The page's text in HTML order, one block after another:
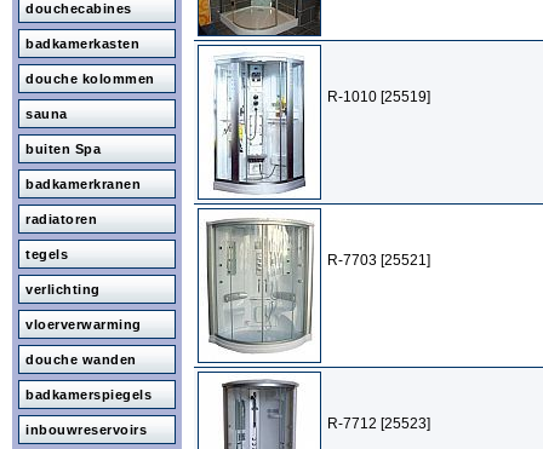
douchecabines
badkamerkasten
douche kolommen
sauna
buiten Spa
badkamerkranen
radiatoren
tegels
verlichting
vloerverwarming
douche wanden
badkamerspiegels
inbouwreservoirs
R-1010 [25519]
R-7703 [25521]
R-7712 [25523]